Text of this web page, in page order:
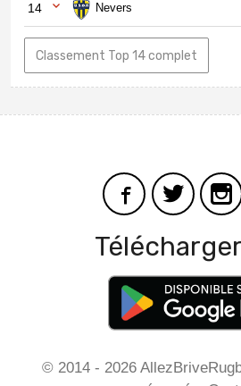
14 Nevers
Classement Top 14 complet
© 2014 - 2026